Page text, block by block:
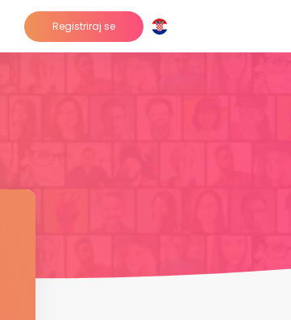
Registriraj se